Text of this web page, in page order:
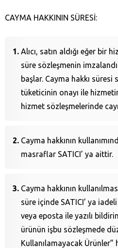
CAYMA HAKKININ SÜRESİ:
Alıcı, satın aldığı eğer bir
süre sözleşmenin
başlar. Cayma hakkı süresi
tüketicinin onayı ile
hizmet sözleşmelerinde
Cayma hakkının
masraflar SATICI’ ya aittir.
Cayma hakkının
süre içinde SATICI’ ya
veya eposta ile yazılı
ürünün işbu sözleşmede
Kullanılamayacak